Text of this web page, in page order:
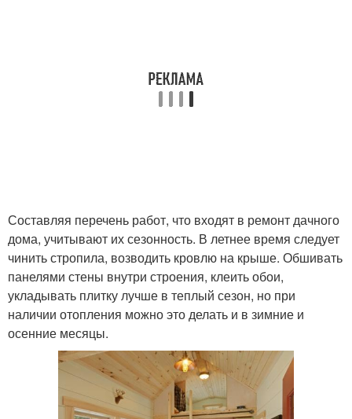
Составляя перечень работ, что входят в ремонт дачного
дома, учитывают их сезонность. В летнее время следует
чинить стропила, возводить кровлю на крыше. Обшивать
панелями стены внутри строения, клеить обои,
укладывать плитку лучше в теплый сезон, но при
наличии отопления можно это делать и в зимние и
осенние месяцы.